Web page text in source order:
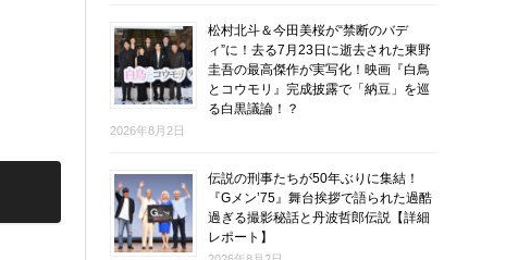
松村北斗＆今田美桜が“禁断のバデ
ィ”に！去る7月23日に逝去された東野
圭吾の最高傑作が実写化！映画『白鳥
とコウモリ』完成披露で「納豆」を巡
る白黒議論！？
2026年8月2日
伝説の刑事たちが50年ぶりに集結！
『Gメン’75』舞台挨拶で語られた過酷
過ぎる撮影秘話と丹波哲郎伝説【詳細
レポート】